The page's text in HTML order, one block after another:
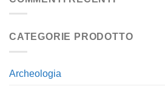
CATEGORIE PRODOTTO
Archeologia